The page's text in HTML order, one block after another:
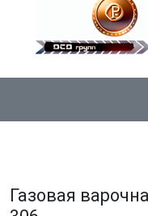
Газовая